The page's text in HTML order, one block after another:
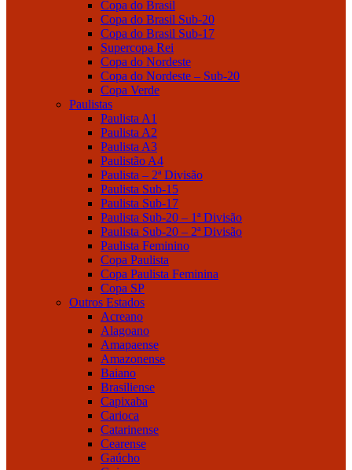
Copa do Brasil
Copa do Brasil Sub-20
Copa do Brasil Sub-17
Supercopa Rei
Copa do Nordeste
Copa do Nordeste – Sub-20
Copa Verde
Paulistas
Paulista A1
Paulista A2
Paulista A3
Paulistão A4
Paulista – 2ª Divisão
Paulista Sub-15
Paulista Sub-17
Paulista Sub-20 – 1ª Divisão
Paulista Sub-20 – 2ª Divisão
Paulista Feminino
Copa Paulista
Copa Paulista Feminina
Copa SP
Outros Estados
Acreano
Alagoano
Amapaense
Amazonense
Baiano
Brasiliense
Capixaba
Carioca
Catarinense
Cearense
Gaúcho